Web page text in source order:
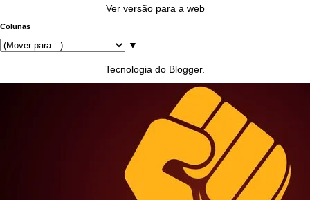
Ver versão para a web
Colunas
▼
Tecnologia do Blogger.